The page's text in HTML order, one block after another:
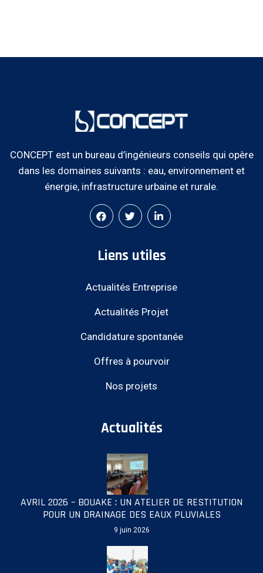
CONCEPT est un bureau d’ingénieurs conseils qui opère
dans les domaines suivants : eau, environnement et
énergie, infrastructure urbaine et rurale.
Liens utiles
Actualités Entreprise
Actualités Projet
Candidature spontanée
Offres à pourvoir
Nos projets
Actualités
AVRIL 2026 – BOUAKE : UN ATELIER DE RESTITUTION
POUR UN DRAINAGE DES EAUX PLUVIALES
9 juin 2026